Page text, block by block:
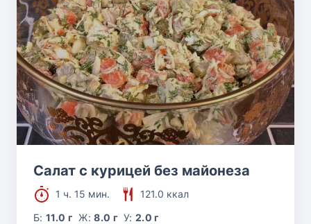
Салат с курицей без майонеза
1 ч. 15 мин.
121.0 ккал
Б:11.0 г Ж:8.0 г У:2.0 г